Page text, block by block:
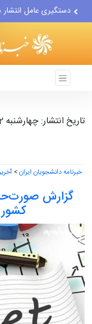
دستگیری عامل انتشار
مواضع مزدوران
ضربه مغزی بیش از ۷۰۰ نظامی...
تاریخ انتشار: چهارشنبه 1404/06/12 - 03:19
خبرنامه دانشجویان ایران>